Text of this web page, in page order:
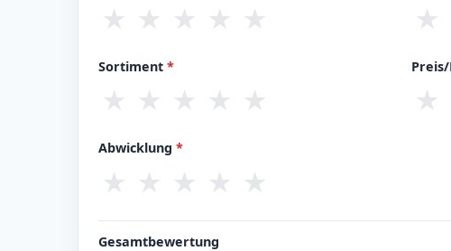
★ ★ ★ ★ ★ ★
Sortiment *
★ ★ ★ ★ ★ ★
Abwicklung *
★ ★ ★ ★ ★
Gesamtbewertung